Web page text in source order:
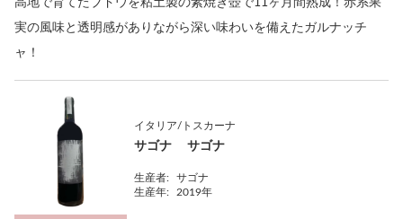
高地で育てたブドウを粘土製の素焼き壺で11ヶ月間熟成！赤系果
実の風味と透明感がありながら深い味わいを備えたガルナッチ
ャ！
イタリア/トスカーナ
サゴナ サゴナ
生産者:
サゴナ
生産年:
2019年